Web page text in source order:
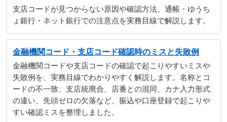
支店コードが見つからない原因や確認方法、通帳・ゆうち
ょ銀行・ネット銀行での注意点を実務目線で解説します。
金融機関コード・支店コード確認時のミスと失敗例
金融機関コードや支店コードの確認で起こりやすいミスや
失敗例を、実務目線でわかりやすく解説します。名称とコ
ードの不一致、支店統廃合、店番との混同、カナ入力形式
の違い、先頭ゼロの欠落など、振込や口座登録で起こりや
すい確認ミスを整理しました。